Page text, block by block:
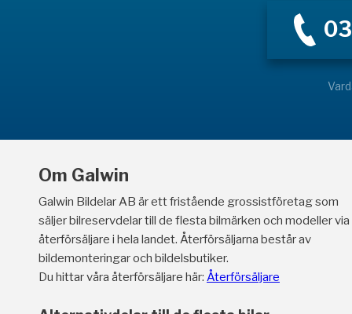
Om Galwin
Galwin Bildelar AB är ett fristående grossistföretag som
säljer bilreservdelar till de flesta bilmärken och modeller via
återförsäljare i hela landet. Återförsäljarna består av
bildemonteringar och bildelsbutiker.
Du hittar våra återförsäljare här: Återförsäljare